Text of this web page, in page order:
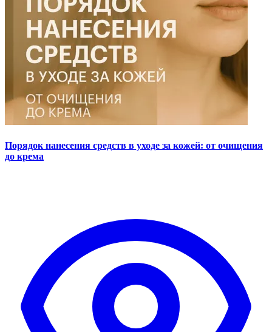
Порядок нанесения средств в уходе за кожей: от очищения
до крема